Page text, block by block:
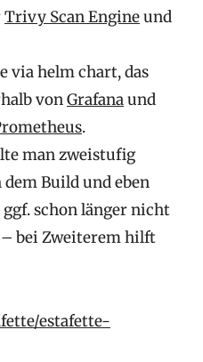
Trivy Scan Engineund
via helm chart, das
vonGrafanaund
.
man zweistufig
Build und eben
schon länger nicht
bei Zweiterem hilft
estafette-